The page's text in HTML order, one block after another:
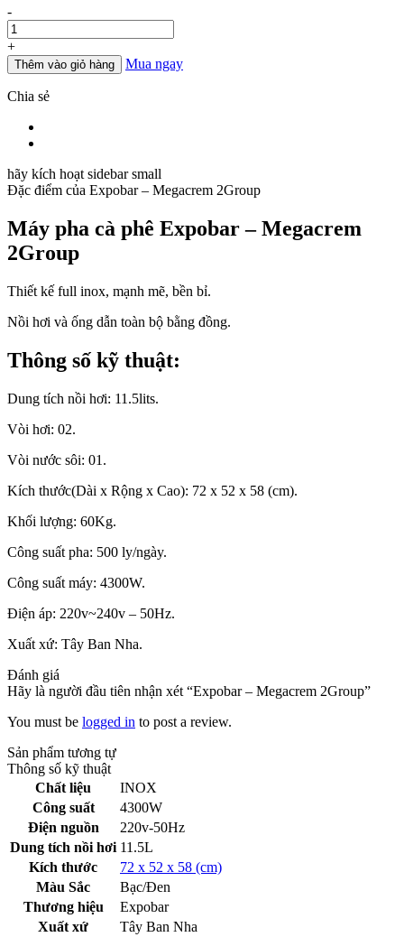
Số
lượng
-
+
Thêm vào giỏ hàng Mua ngay
Chia sẻ
hãy kích hoạt sidebar small
Đặc điểm của Expobar – Megacrem 2Group
Máy pha cà phê Expobar – Megacrem
2Group
Thiết kế full inox, mạnh mẽ, bền bỉ.
Nồi hơi và ống dẫn toàn bộ bằng đồng.
Thông số kỹ thuật:
Dung tích nồi hơi: 11.5lits.
Vòi hơi: 02.
Vòi nước sôi: 01.
Kích thước(Dài x Rộng x Cao): 72 x 52 x 58 (cm).
Khối lượng: 60Kg.
Công suất pha: 500 ly/ngày.
Công suất máy: 4300W.
Điện áp: 220v~240v – 50Hz.
Xuất xứ: Tây Ban Nha.
Đánh giá
Hãy là người đầu tiên nhận xét “Expobar – Megacrem 2Group”
You must be logged in to post a review.
Sản phẩm tương tự
Thông số kỹ thuật
Chất liệu
INOX
Công suất
4300W
Điện nguồn
220v-50Hz
Dung tích nồi hơi 11.5L
Kích thước
72 x 52 x 58 (cm)
Màu Sắc
Bạc/Đen
Thương hiệu
Expobar
Xuất xứ
Tây Ban Nha